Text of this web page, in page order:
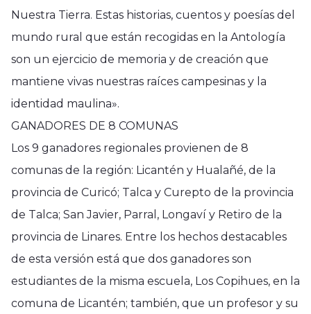
Nuestra Tierra. Estas historias, cuentos y poesías del
mundo rural que están recogidas en la Antología
son un ejercicio de memoria y de creación que
mantiene vivas nuestras raíces campesinas y la
identidad maulina».
GANADORES DE 8 COMUNAS
Los 9 ganadores regionales provienen de 8
comunas de la región: Licantén y Hualañé, de la
provincia de Curicó; Talca y Curepto de la provincia
de Talca; San Javier, Parral, Longaví y Retiro de la
provincia de Linares. Entre los hechos destacables
de esta versión está que dos ganadores son
estudiantes de la misma escuela, Los Copihues, en la
comuna de Licantén; también, que un profesor y su